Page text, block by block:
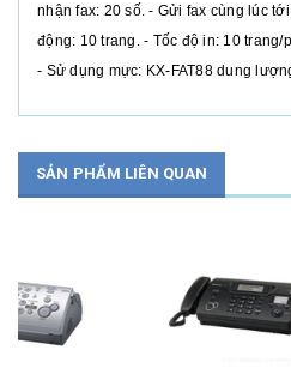
nhận fax: 20 số. - Gửi fax cùng lúc
động: 10 trang. - Tốc độ in: 10 trang/
- Sử dụng mực: KX-FAT88 dung
SẢN PHẨM LIÊN QUAN